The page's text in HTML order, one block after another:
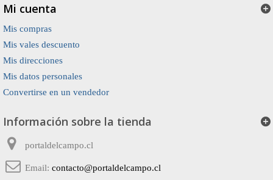
Mi cuenta
Mis compras
Mis vales descuento
Mis direcciones
Mis datos personales
Convertirse en un vendedor
Información sobre la tienda
portaldelcampo.cl
Email: contacto@portaldelcampo.cl